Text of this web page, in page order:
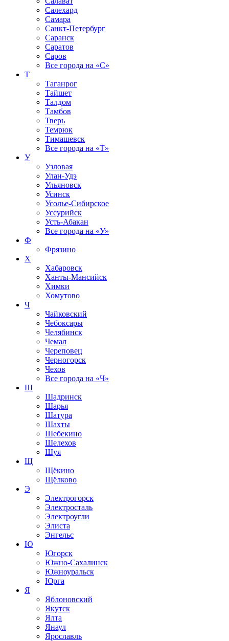
Салехард
Самара
Санкт-Петербург
Саранск
Саратов
Саров
Все города на «С»
Т
Таганрог
Тайшет
Талдом
Тамбов
Тверь
Темрюк
Тимашевск
Все города на «Т»
У
Узловая
Улан-Удэ
Ульяновск
Усинск
Усолье-Сибирское
Уссурийск
Усть-Абакан
Все города на «У»
Ф
Фрязино
Х
Хабаровск
Ханты-Мансийск
Химки
Хомутово
Ч
Чайковский
Чебоксары
Челябинск
Чемал
Череповец
Черногорск
Чехов
Все города на «Ч»
Ш
Шадринск
Шарья
Шатура
Шахты
Шебекино
Шелехов
Шуя
Щ
Щёкино
Щёлково
Э
Электрогорск
Электросталь
Электроугли
Элиста
Энгельс
Ю
Югорск
Южно-Сахалинск
Южноуральск
Юрга
Я
Яблоновский
Якутск
Ялта
Янаул
Ярославль